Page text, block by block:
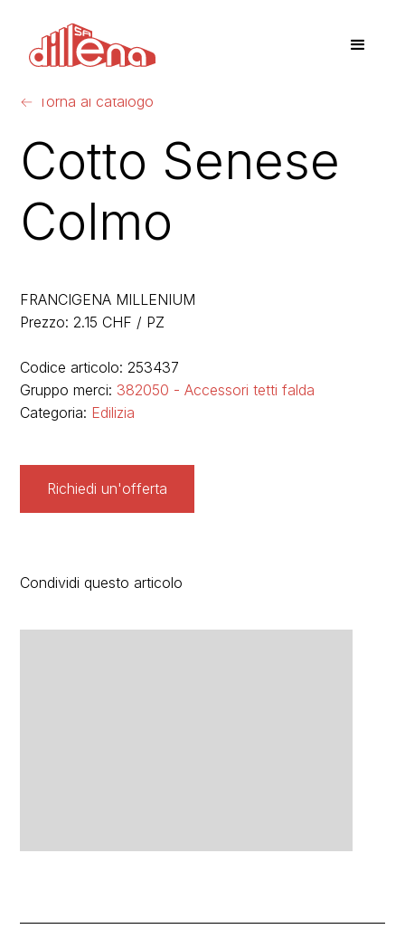
← Torna al catalogo
Cotto Senese
Colmo
FRANCIGENA MILLENIUM
Prezzo: 2.15 CHF / PZ
Codice articolo: 253437
Gruppo merci: 382050 - Accessori tetti falda
Categoria: Edilizia
Richiedi un'offerta
Condividi questo articolo